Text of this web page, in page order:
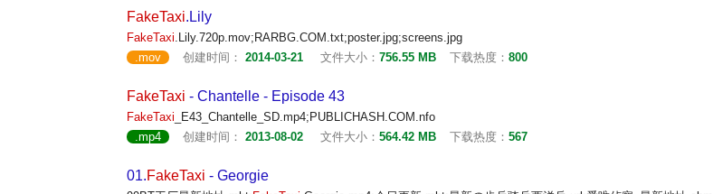
FakeTaxi.Lily
FakeTaxi.Lily.720p.mov;RARBG.COM.txt;poster.jpg;screens.jpg
.mov
创建时间： 2014-03-21 文件大小： 756.55 MB 下载热度： 800
FakeTaxi - Chantelle - Episode 43
FakeTaxi _E43_Chantelle_SD.mp4;PUBLICHASH.COM.nfo
.mp4
创建时间： 2013-08-02 文件大小： 564.42 MB 下载热度： 567
01.FakeTaxi - Georgie